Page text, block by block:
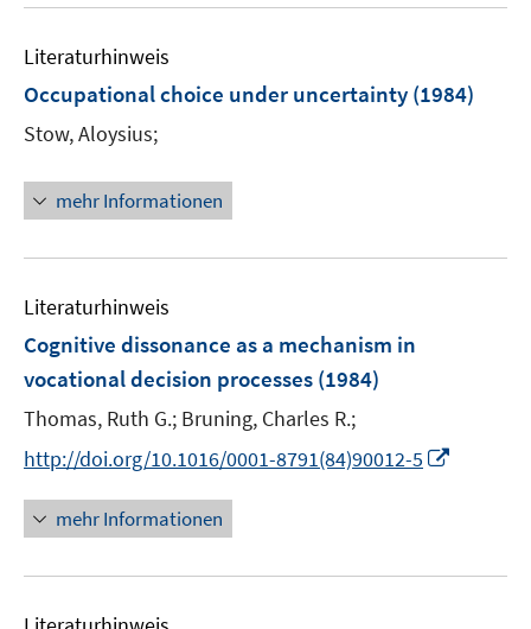
Literaturhinweis
Occupational choice under uncertainty (1984)
Stow, Aloysius;
mehr Informationen
Literaturhinweis
Cognitive dissonance as a mechanism in
vocational decision processes (1984)
Thomas, Ruth G.; Bruning, Charles R.;
http://doi.org/10.1016/0001-8791(84)90012-5
u
mehr Informationen